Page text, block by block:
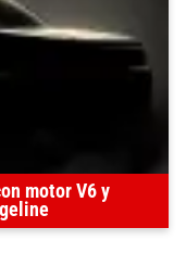
motor V6 y